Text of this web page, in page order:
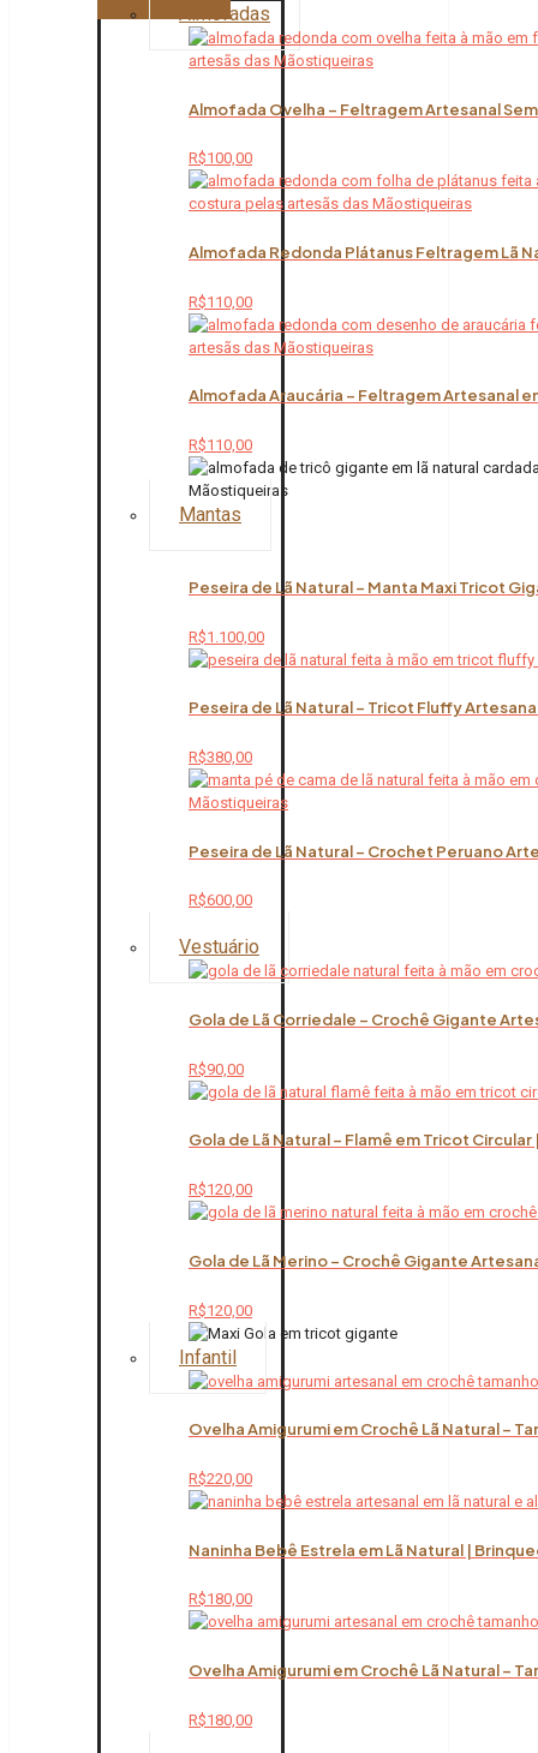
Almofadas
Almofada Ovelha – Feltragem Artesanal
R$100,00
Almofada Redonda Plátanus Feltragem Lã
R$110,00
Almofada Araucária – Feltragem Artesanal
R$110,00
Mantas
Peseira de Lã Natural – Manta Maxi Tricot
R$1.100,00
Peseira de Lã Natural – Tricot Fluffy
R$380,00
Peseira de Lã Natural – Crochet Peruano
R$600,00
Vestuário
Gola de Lã Corriedale – Crochê Gigante
R$90,00
Gola de Lã Natural – Flamê em Tricot
R$120,00
Gola de Lã Merino – Crochê Gigante
R$120,00
Infantil
Ovelha Amigurumi em Crochê Lã Natural –
R$220,00
Naninha Bebê Estrela em Lã Natural |
R$180,00
Ovelha Amigurumi em Crochê Lã Natural –
R$180,00